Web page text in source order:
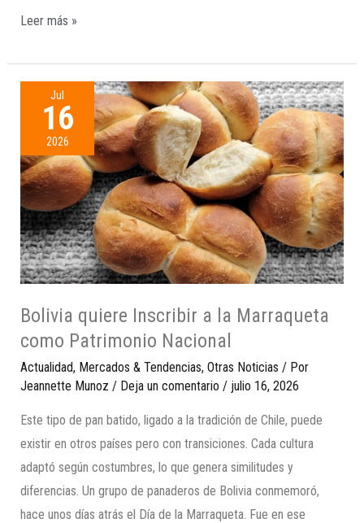
Leer más »
Jul
16
2026
Bolivia quiere Inscribir a la Marraqueta
como Patrimonio Nacional
Actualidad, Mercados & Tendencias, Otras Noticias / Por
Jeannette Munoz / Deja un comentario / julio 16, 2026
Este tipo de pan batido, ligado a la tradición de Chile, puede
existir en otros países pero con transiciones. Cada cultura
adaptó según costumbres, lo que genera similitudes y
diferencias. Un grupo de panaderos de Bolivia conmemoró,
hace unos días atrás el Día de la Marraqueta. Fue en ese